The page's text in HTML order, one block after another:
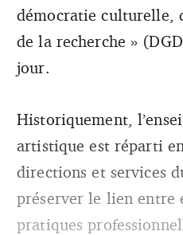
démocratie culturelle,
de la recherche »
jour.
Historiquement,
artistique est réparti
directions et services
préserver le lien entre
pratiques